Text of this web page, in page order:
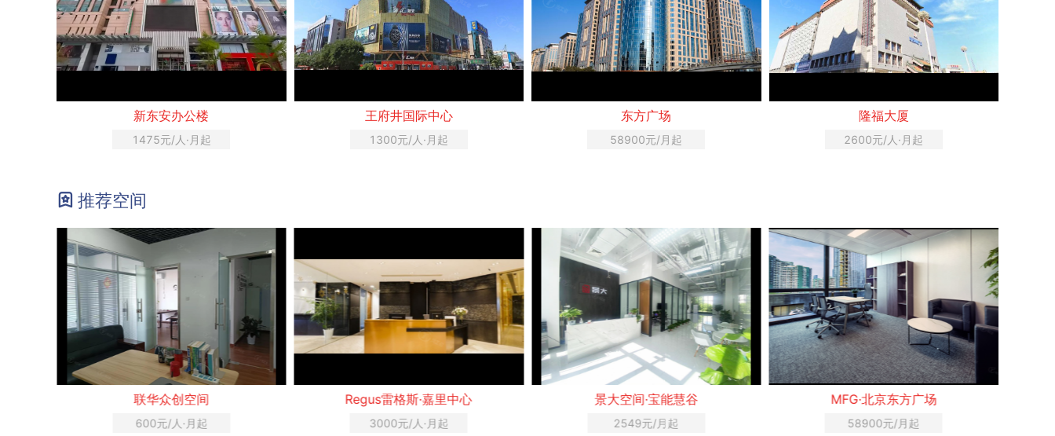
新东安办公楼
1475元/人·月起
王府井国际中心
1300元/人·月起
东方广场
58900元/月起
隆福大厦
2600元/人·月起
推荐空间
联华众创空间
600元/人·月起
Regus雷格斯·嘉里中心
3000元/人·月起
景大空间·宝能慧谷
2549元/月起
MFG·北京东方广场
58900元/月起